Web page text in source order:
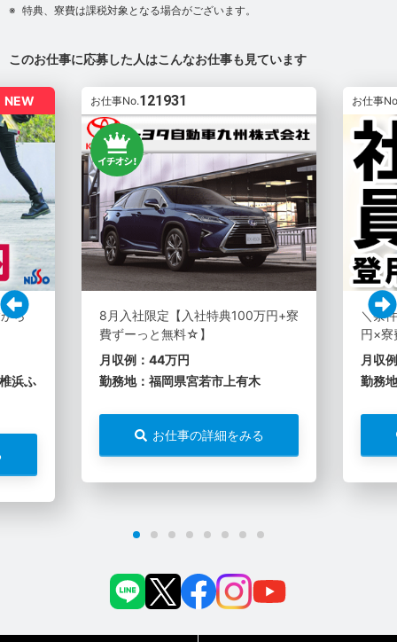
特典、寮費は課税対象となる場合がございます。
このお仕事に応募した人はこんなお仕事も見ています
NEW
ら
浜ふ
お仕事No.121931
8月入社限定【入社特典100万円+寮
費ずーっと無料☆】
月収例：44万円
勤務地：福岡県宮若市上有木
お仕事の詳細をみる
お仕事
＼条
円×
月収
勤務